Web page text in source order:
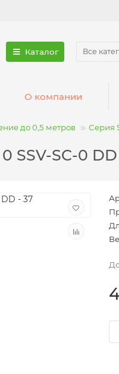
Каталог Все
О компании
до 0,5 метров Серия
0 SSV-SC-0